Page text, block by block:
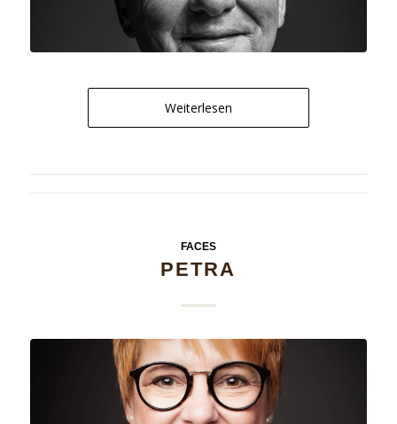
Weiterlesen
FACES
PETRA